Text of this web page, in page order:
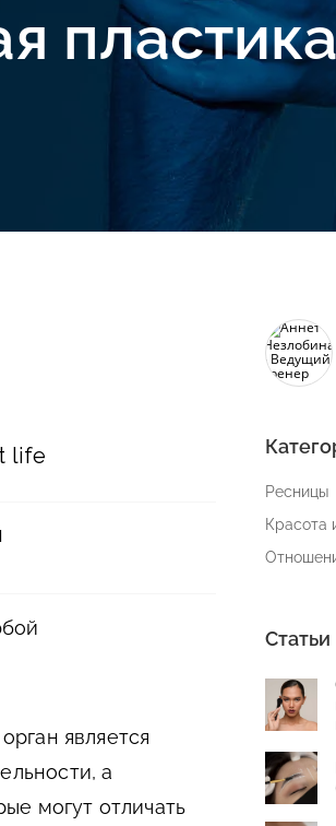
life
является
а
могут отличать
Ресницы
Красота
Статьи